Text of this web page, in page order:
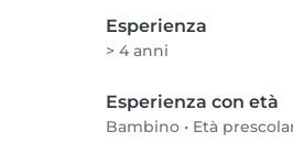
Esperienza
> 4 anni
Esperienza con età
Bambino • Età